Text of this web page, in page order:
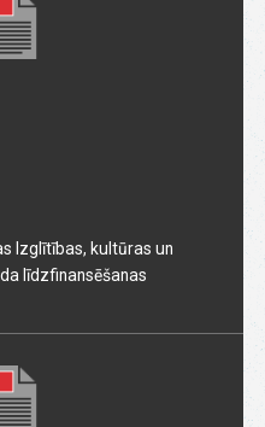
Izglītības, kultūras un
līdzfinansēšanas